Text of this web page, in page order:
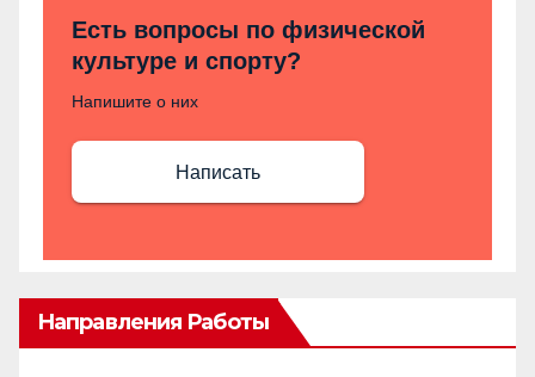
Есть вопросы по физической
культуре и спорту?
Напишите о них
Написать
Направления Работы